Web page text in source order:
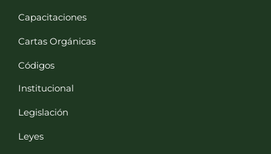
Capacitaciones
Cartas Orgánicas
Códigos
Institucional
Legislación
Leyes